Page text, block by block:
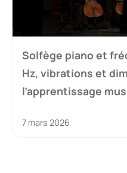
Solfège piano et
Hz, vibrations et
l’apprentissage
7 mars 2026